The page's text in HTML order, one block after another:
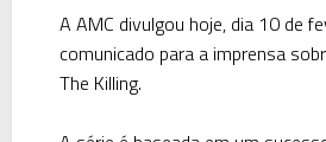
A AMC divulgou hoje, dia 10 de
comunicado para a imprensa
The Killing.